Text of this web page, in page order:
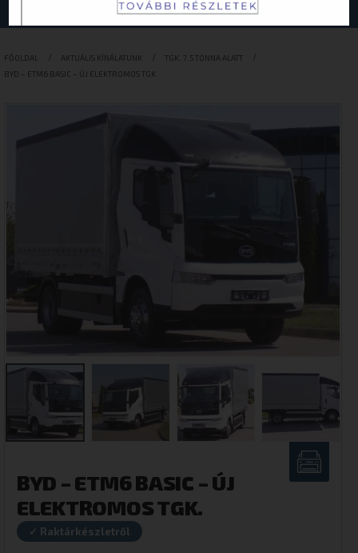
FŐOLDAL AKTUÁLIS KÍNÁLATUNK
TGK. 7.5 TONNA ALATT
BYD – ETM6 BASIC – ÚJ ELEKTROMOS TGK.
BYD – ETM6 BASIC – ÚJ
ELEKTROMOS TGK.
✓ Raktárkészletről